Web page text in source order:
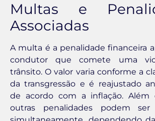
Multas e
Associadas
A multa é a penalidade financeira
condutor que comete uma
trânsito. O valor varia conforme a
da transgressão e é reajustado
de acordo com a inflação. Além
outras penalidades podem ser